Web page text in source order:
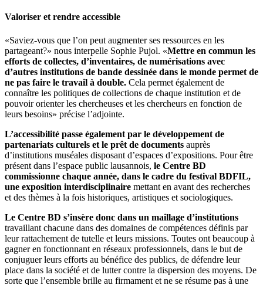
Valoriser et rendre accessible
«Saviez-vous que l’on peut augmenter ses ressources en les
partageant?» nous interpelle Sophie Pujol. «Mettre en commun les
efforts de collectes, d’inventaires, de numérisations avec
d’autres institutions de bande dessinée dans le monde permet de
ne pas faire le travail à double. Cela permet également de
connaître les politiques de collections de chaque institution et de
pouvoir orienter les chercheuses et les chercheurs en fonction de
leurs besoins» précise l’adjointe.
L’accessibilité passe également par le développement de
partenariats culturels et le prêt de documents auprès
d’institutions muséales disposant d’espaces d’expositions. Pour être
présent dans l’espace public lausannois, le Centre BD
commissionne chaque année, dans le cadre du festival BDFIL,
une exposition interdisciplinaire mettant en avant des recherches
et des thèmes à la fois historiques, artistiques et sociologiques.
Le Centre BD s’insère donc dans un maillage d’institutions
travaillant chacune dans des domaines de compétences définis par
leur rattachement de tutelle et leurs missions. Toutes ont beaucoup à
gagner en fonctionnant en réseaux professionnels, dans le but de
conjuguer leurs efforts au bénéfice des publics, de défendre leur
place dans la société et de lutter contre la dispersion des moyens. De
sorte que l’ensemble brille au firmament et ne se résume pas à une